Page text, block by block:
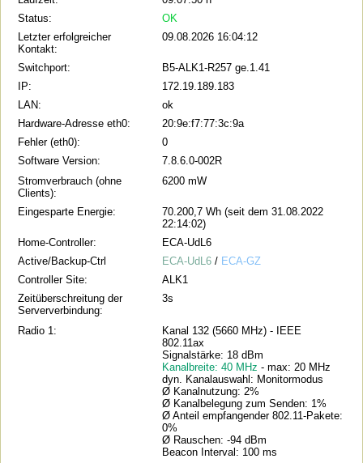
Status:
OK
Letzter erfolgreicher
Kontakt:
09.08.2026 16:04:12
Switchport:
B5-ALK1-R257 ge.1.41
IP:
172.19.189.183
LAN:
ok
Hardware-Adresse eth0:
20:9e:f7:77:3c:9a
Fehler (eth0):
0
Software Version:
7.8.6.0-002R
Stromverbrauch (ohne
Clients):
6200 mW
Eingesparte Energie:
70.200,7 Wh (seit dem 31.08.2022
22:14:02)
Home-Controller:
ECA-UdL6
Active/Backup-Ctrl
ECA-UdL6 / ECA-GZ
Controller Site:
ALK1
Zeitüberschreitung der
Serververbindung:
3s
Radio 1:
Kanal 132 (5660 MHz) - IEEE
802.11ax
Signalstärke: 18 dBm
Kanalbreite: 40 MHz- max: 20 MHz
dyn. Kanalauswahl: Monitormodus
Ø Kanalnutzung: 2%
Ø Kanalbelegung zum Senden: 1%
Ø Anteil empfangender 802.11-Pakete:
0%
Ø Rauschen: -94 dBm
Beacon Interval: 100 ms